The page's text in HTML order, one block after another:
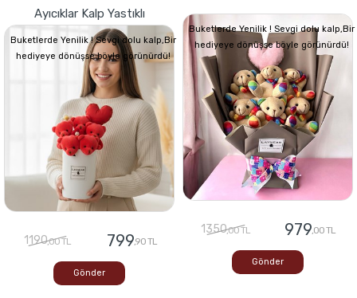
Ayıcıklar Kalp Yastıklı
Buketlerde Yenilik ! Sevgi dolu kalp,Bir
hediyeye dönüşse böyle görünürdü!
1190,00 TL 799,90 TL
Gönder
Buketlerde Yenilik ! Sevgi dolu kalp,Bir
hediyeye dönüşse böyle görünürdü!
1350,00 TL 979,00 TL
Gönder